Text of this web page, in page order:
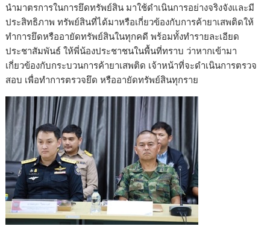
นำมาตรการในการยึดทรัพย์สิน มาใช้ดำเนินการอย่างจริงจังและมี
ประสิทธิภาพ ทรัพย์สินที่ได้มาหรือเกี่ยวข้องกับการค้ายาเสพติดให้
ทำการยึดหรืออายัดทรัพย์สินในทุกคดี พร้อมทั้งทำรายละเอียด
ประชาสัมพันธ์ ให้พี่น้องประชาชนในพื้นที่ทราบ ว่าหากเข้ามา
เกี่ยวข้องกับกระบวนการค้ายาเสพติด เจ้าหน้าที่จะดำเนินการตรวจ
สอบ เพื่อทำการตรวจยึด หรืออายัดทรัพย์สินทุกราย